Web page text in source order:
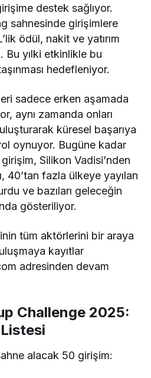
destek sağlıyor.
sahnesinde girişimlere
ödül, nakit ve yatırım
Bu yılki etkinlikle bu
hedefleniyor.
sadece erken aşamada
aynı zamanda onları
küresel başarıya
oynuyor. Bugüne kadar
Silikon Vadisi’nden
40’tan fazla ülkeye yayılan
ve bazıları geleceğin
gösteriliyor.
tüm aktörlerini bir araya
kayıtlar
adresinden devam
Challenge 2025:
alacak 50 girişim: